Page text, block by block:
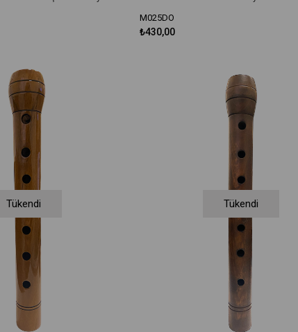
M025DO
₺430,00
Tükendi Tükendi